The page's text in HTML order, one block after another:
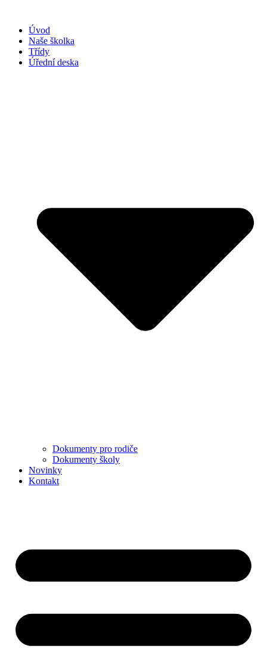
obsahuÚvod
Naše školka
Třídy
Úřední deska
Dokumenty pro rodiče
Dokumenty školy
Novinky
Kontakt